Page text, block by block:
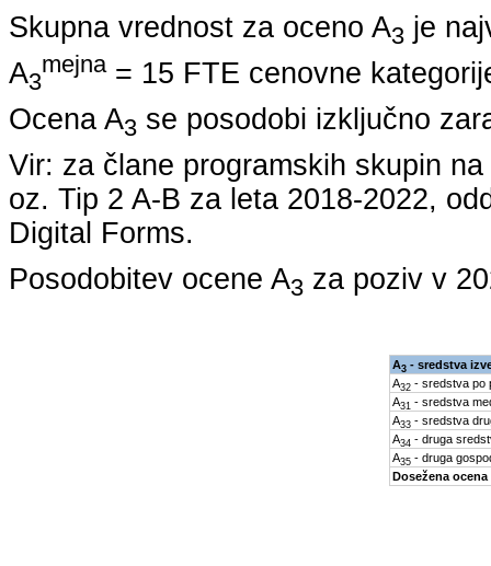
Skupna vrednost za oceno A3 je
A3
mejna= 15 FTE cenovne
Ocena A3 se posodobi izključno
Vir: za člane programskih skupin
oz. Tip 2 A-B za leta 2018-2022,
Digital Forms.
Posodobitev ocene A3 za poziv v
A3- sredstva
A32- sredstva po
A31 - sredstva
A33- sredstva
A34 - druga
A35- druga
Dosežena ocena